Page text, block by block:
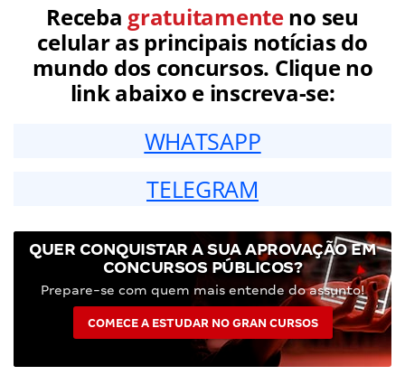
Receba gratuitamenteno seu
celular as principais notícias do
mundo dos concursos. Clique no
link abaixo e inscreva-se:
WHATSAPP
TELEGRAM
QUER CONQUISTAR A SUA APROVAÇÃO EM
CONCURSOS PÚBLICOS?
Prepare-se com quem mais entende do assunto!
COMECE A ESTUDAR NO GRAN CURSOS